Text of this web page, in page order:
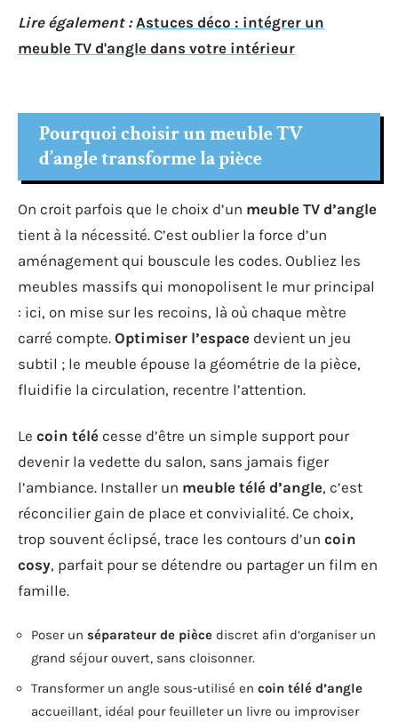
Lire également : Astuces déco : intégrer un
meuble TV d'angle dans votre intérieur
Pourquoi choisir un meuble TV
d’angle transforme la pièce
On croit parfois que le choix d’un meuble TV d’angle
tient à la nécessité. C’est oublier la force d’un
aménagement qui bouscule les codes. Oubliez les
meubles massifs qui monopolisent le mur principal
: ici, on mise sur les recoins, là où chaque mètre
carré compte. Optimiser l’espace devient un jeu
subtil ; le meuble épouse la géométrie de la pièce,
fluidifie la circulation, recentre l’attention.
Le coin télé cesse d’être un simple support pour
devenir la vedette du salon, sans jamais figer
l’ambiance. Installer un meuble télé d’angle, c’est
réconcilier gain de place et convivialité. Ce choix,
trop souvent éclipsé, trace les contours d’un coin
cosy, parfait pour se détendre ou partager un film en
famille.
Poser un séparateur de pièce discret afin d’organiser un
grand séjour ouvert, sans cloisonner.
Transformer un angle sous-utilisé en coin télé d’angle
accueillant, idéal pour feuilleter un livre ou improviser